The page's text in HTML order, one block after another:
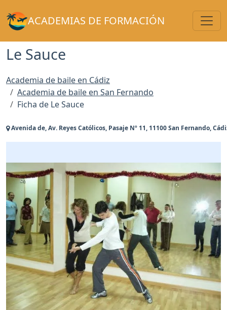
ACADEMIAS DE FORMACIÓN
Le Sauce
Academia de baile en Cádiz
Academia de baile en San Fernando
Ficha de Le Sauce
Avenida de, Av. Reyes Católicos, Pasaje Nº 11, 11100 San Fernando,